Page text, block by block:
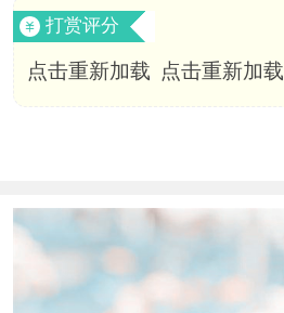
打赏评分
点击重新加载 点击重新加载